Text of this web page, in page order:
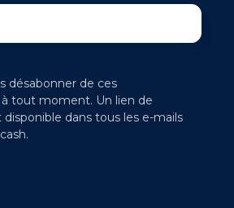
désabonner de ces
tout moment. Un lien de
dans tous les e-mails